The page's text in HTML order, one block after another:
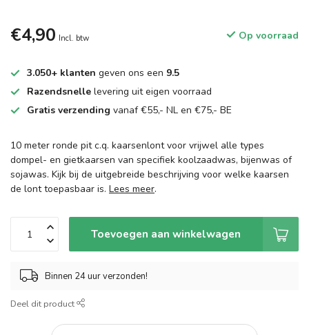
€4,90 Incl. btw Op voorraad
3.050+ klanten geven ons een 9.5
Razendsnelle levering uit eigen voorraad
Gratis verzending vanaf €55,- NL en €75,- BE
10 meter ronde pit c.q. kaarsenlont voor vrijwel alle types
dompel- en gietkaarsen van specifiek koolzaadwas, bijenwas of
sojawas. Kijk bij de uitgebreide beschrijving voor welke kaarsen
de lont toepasbaar is. Lees meer.
Toevoegen aan winkelwagen
Binnen 24 uur verzonden!
Deel dit product